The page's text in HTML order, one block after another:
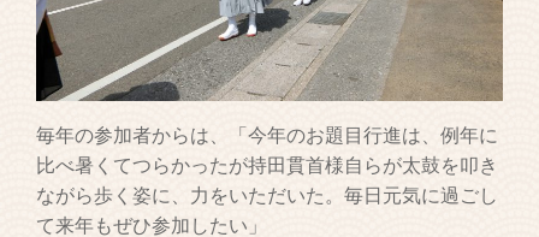
毎年の参加者からは、「今年のお題目行進は、例年に
比べ暑くてつらかったが持田貫首様自らが太鼓を叩き
ながら歩く姿に、力をいただいた。毎日元気に過ごし
て来年もぜひ参加したい」